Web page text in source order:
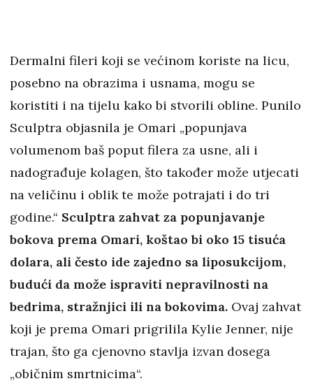
Dermalni fileri koji se većinom koriste na licu,
posebno na obrazima i usnama, mogu se
koristiti i na tijelu kako bi stvorili obline. Punilo
Sculptra objasnila je Omari „popunjava
volumenom baš poput filera za usne, ali i
nadograđuje kolagen, što također može utjecati
na veličinu i oblik te može potrajati i do tri
godine.“ Sculptra zahvat za popunjavanje
bokova prema Omari, koštao bi oko 15 tisuća
dolara, ali često ide zajedno sa liposukcijom,
budući da može ispraviti nepravilnosti na
bedrima, stražnjici ili na bokovima. Ovaj zahvat
koji je prema Omari prigrilila Kylie Jenner, nije
trajan, što ga cjenovno stavlja izvan dosega
„običnim smrtnicima“.